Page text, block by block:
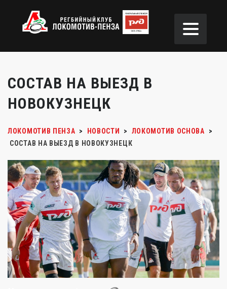
СОСТАВ НА ВЫЕЗД В
НОВОКУЗНЕЦК
ЛОКОМОТИВ ПЕНЗА > НОВОСТИ > ЛОКОМОТИВ ОСНОВА
>
СОСТАВ НА ВЫЕЗД В НОВОКУЗНЕЦК